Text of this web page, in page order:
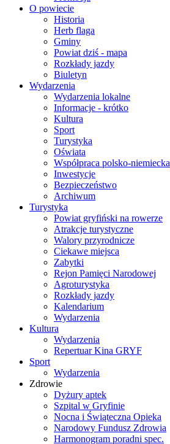
O powiecie
Historia
Herb flaga
Gminy
Powiat dziś - mapa
Rozkłady jazdy
Biuletyn
Wydarzenia
Wydarzenia lokalne
Informacje - krótko
Kultura
Sport
Turystyka
Oświata
Współpraca polsko-niemiecka
Inwestycje
Bezpieczeństwo
Archiwum
Turystyka
Powiat gryfiński na rowerze
Atrakcje turystyczne
Walory przyrodnicze
Ciekawe miejsca
Zabytki
Rejon Pamięci Narodowej
Agroturystyka
Rozkłady jazdy
Kalendarium
Wydarzenia
Kultura
Wydarzenia
Repertuar Kina GRYF
Sport
Wydarzenia
Zdrowie
Dyżury aptek
Szpital w Gryfinie
Nocna i Świąteczna Opieka
Narodowy Fundusz Zdrowia
Harmonogram poradni spec.